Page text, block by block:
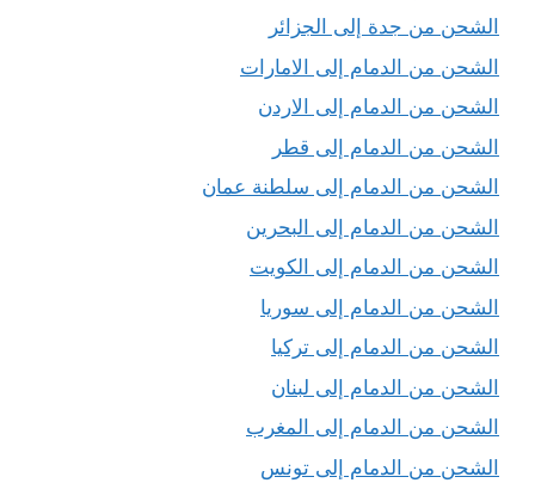
الشحن من جدة إلى الجزائر
الشحن من الدمام إلى الامارات
الشحن من الدمام إلى الاردن
الشحن من الدمام إلى قطر
الشحن من الدمام إلى سلطنة عمان
الشحن من الدمام إلى البحرين
الشحن من الدمام إلى الكويت
الشحن من الدمام إلى سوريا
الشحن من الدمام إلى تركيا
الشحن من الدمام إلى لبنان
الشحن من الدمام إلى المغرب
الشحن من الدمام إلى تونس